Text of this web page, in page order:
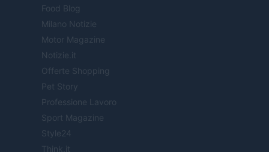
Food Blog
Milano Notizie
Motor Magazine
Notizie.it
Offerte Shopping
Pet Story
Professione Lavoro
Sport Magazine
Style24
Think.it